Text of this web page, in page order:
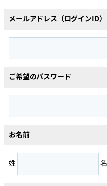
メールアドレス（ログインID）
ご希望のパスワード
お名前
姓 名